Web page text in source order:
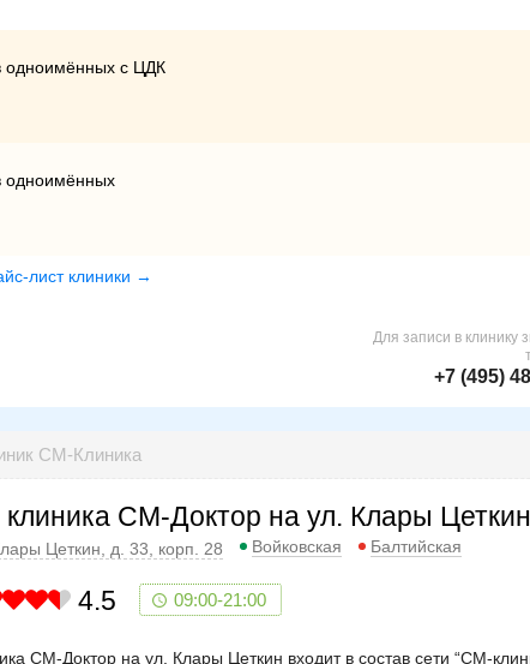
одноимённых с ЦДК
одноимённых
лист клиники →
Для записи в клинику
+7 (495)
СМ-Клиника
клиника СМ-Доктор на ул. Клары Цеткин
Цеткин, д. 33, корп. 28 Войковская Балтийская
4.5 09:00-21:00
СМ-Доктор на ул. Клары Цеткин входит в состав сети “СМ-